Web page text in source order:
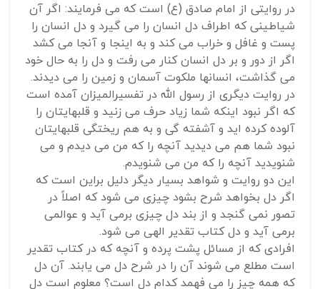
در روایتی از امام صادق (ع) است که می فرمایند: اگر آن
شیاطینی که اطراف دل انسان را می گیرد و دل انسان را
پست و غافل و خراب می کند و به اینجا و آنجا می کشد
اگر از دور و بر دل انسان کنار می رفت و دل را به حال خود
می گذاشت، انسانها ملکوت آسمان و زمین را می دیدند.
در روایت دیگری از رسول الله در تفسیرالمیزان آمده است
که اگر نبود اینکه شما زیاد حرف می زنید و قلبهایتان را
آلوده کرده اید و آشفته گی و به هم ریختگی قلبهایتان
نبود شما هم می دیدید آنچه را که من می دیدم و می
شنویدید آنچه را که من می شنویدم.
این دو روایت و شواهد بسیار دیگر دلیل براین است که
اگر دل بخواهد شرح بشود چیزی می شود که اصلاً در
تصور نمی گنجد و از بند دل چیزی برمی آید و عوالمی
برمی آید و دل کتاب تقدیر الهی می شود.
افرادی که از مسائل پشت پرده و آنچه که در کتاب تقدیر
است مطلع می شوند آن را در شرح دل می یابند. آن دل
که همه چیز را می فهمد کدام دل است؟ معلوم است دل